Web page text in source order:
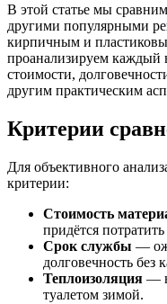
В этой статье мы сравним
другими популярными
кирпичным и
проанализируем каждый
стоимости,
другим практическим
Критерии
Для объективного
критерии:
Стоимость
придётся
Срок службы —
долговечность без
Теплоизоляция —
туалетом зимой.